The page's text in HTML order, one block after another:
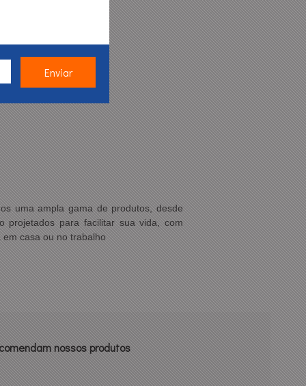
uma ampla gama de produtos, desde
projetados para facilitar sua vida, com
casa ou no trabalho
nossos produtos